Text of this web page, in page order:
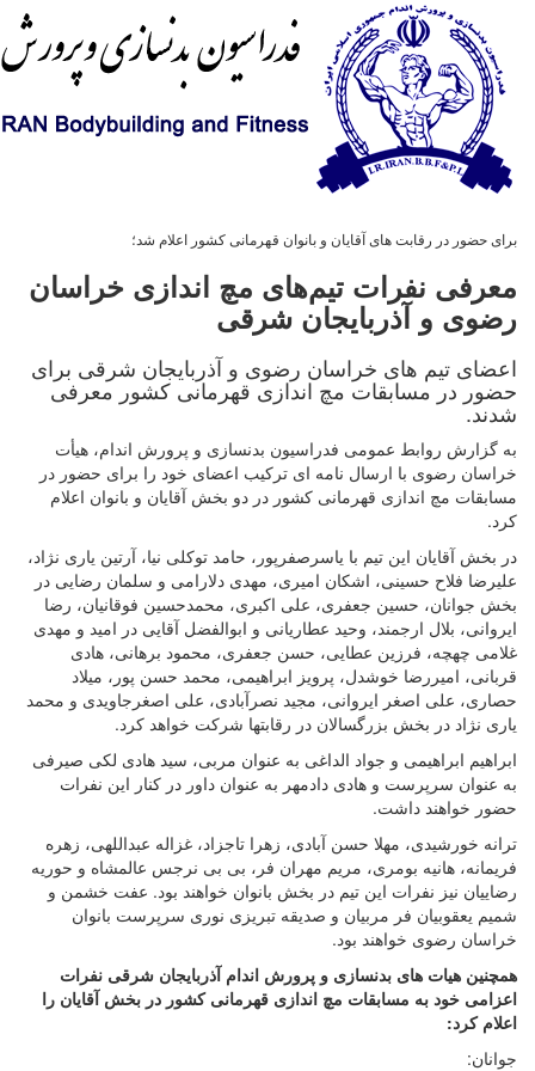
برای حضور در رقابت های آقایان و بانوان قهرمانی کشور اعلام شد؛
معرفی نفرات تیم‌های مچ اندازی خراسان
رضوی و آذربایجان شرقی
اعضای تیم های خراسان رضوی و آذربایجان شرقی برای
حضور در مسابقات مچ اندازی قهرمانی کشور معرفی
شدند.
به گزارش روابط عمومی فدراسیون بدنسازی و پرورش اندام، هیأت
خراسان رضوی با ارسال نامه ای ترکیب اعضای خود را برای حضور در
مسابقات مچ اندازی قهرمانی کشور در دو بخش آقایان و بانوان اعلام
کرد.
در بخش آقایان این تیم با یاسرصفرپور، حامد توکلی نیا، آرتین یاری نژاد،
علیرضا فلاح حسینی، اشکان امیری، مهدی دلارامی و سلمان رضایی در
بخش جوانان، حسین جعفری، علی اکبری، محمدحسین فوقانیان، رضا
ایروانی، بلال ارجمند، وحید عطاریانی و ابوالفضل آقایی در امید و مهدی
غلامی چهچه، فرزین عطایی، حسن جعفری، محمود برهانی، هادی
قربانی، امیررضا خوشدل، پرویز ابراهیمی، محمد حسن پور، میلاد
حصاری، علی اصغر ایروانی، مجید نصرآبادی، علی اصغرجاویدی و محمد
یاری نژاد در بخش بزرگسالان در رقابتها شرکت خواهد کرد.
ابراهیم ابراهیمی و جواد الداغی به عنوان مربی، سید هادی لکی صیرفی
به عنوان سرپرست و هادی دادمهر به عنوان داور در کنار این نفرات
حضور خواهند داشت.
ترانه خورشیدی، مهلا حسن آبادی، زهرا تاجزاد، غزاله عبداللهی، زهره
فریمانه، هانیه بومری، مریم مهران فر، بی بی نرجس عالمشاه و حوریه
رضاییان نیز نفرات این تیم در بخش بانوان خواهند بود. عفت خشمن و
شمیم یعقوبیان فر مربیان و صدیقه تبریزی نوری سرپرست بانوان
خراسان رضوی خواهند بود.
همچنین هیات های بدنسازی و پرورش اندام آذربایجان شرقی نفرات
اعزامی خود به مسابقات مچ اندازی قهرمانی کشور در بخش آقایان را
اعلام کرد:
جوانان: